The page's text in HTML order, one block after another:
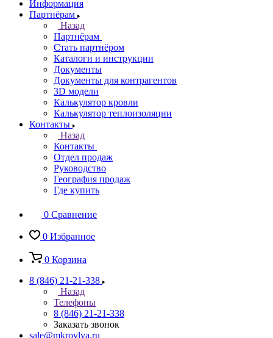
Информация
Партнёрам
Назад
Партнёрам
Стать партнёром
Каталоги и инструкции
Документы
Документы для контрагентов
3D модели
Калькулятор кровли
Калькулятор теплоизоляции
Контакты
Назад
Контакты
Отдел продаж
Руководство
География продаж
Где купить
0 Сравнение
0 Избранное
0 Корзина
8 (846) 21-21-338
Назад
Телефоны
8 (846) 21-21-338
Заказать звонок
sale@mkrovlya.ru